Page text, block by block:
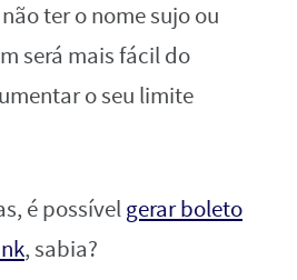
ter o nome sujo ou
será mais fácil do
o seu limite
é possívelgerar boleto
, sabia?